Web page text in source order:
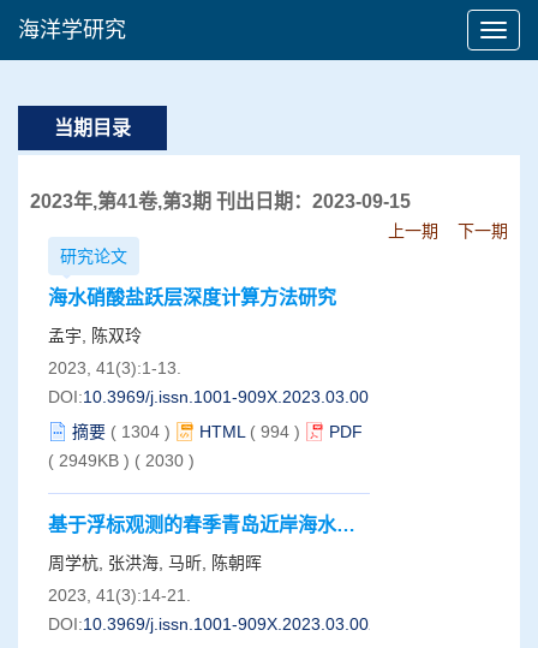
海洋学研究
当期目录
2023年,第41卷,第3期 刊出日期：2023-09-15
上一期
下一期
研究论文
海水硝酸盐跃层深度计算方法研究
孟宇, 陈双玲
2023, 41(3):1-13.
DOI:10.3969/j.issn.1001-909X.2023.03.001
摘要 ( 1304 ) HTML ( 994 )
PDF
( 2949KB ) ( 2030 )
基于浮标观测的春季青岛近岸海水
pCO2 变化及海-气CO 2通量研究
周学杭, 张洪海, 马昕, 陈朝晖
2023, 41(3):14-21.
DOI:10.3969/j.issn.1001-909X.2023.03.002